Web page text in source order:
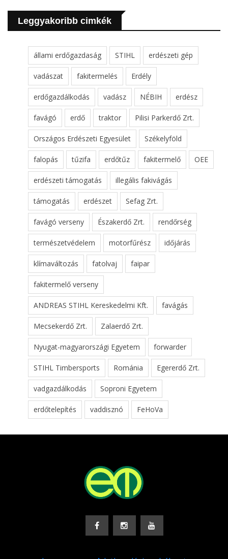
Leggyakoribb cimkék
állami erdőgazdaság STIHL erdészeti gép
vadászat fakitermelés Erdély
erdőgazdálkodás vadász NÉBIH erdész
favágó erdő traktor Pilisi Parkerdő Zrt.
Országos Erdészeti Egyesület Székelyföld
falopás tűzifa erdőtűz fakitermelő OEE
erdészeti támogatás illegális fakivágás
támogatás erdészet Sefag Zrt.
favágó verseny Északerdő Zrt. rendőrség
természetvédelem motorfűrész időjárás
klímaváltozás fatolvaj faipar
fakitermelő verseny
ANDREAS STIHL Kereskedelmi Kft. favágás
Mecsekerdő Zrt. Zalaerdő Zrt.
Nyugat-magyarországi Egyetem forwarder
STIHL Timbersports Románia Egererdő Zrt.
vadgazdálkodás Soproni Egyetem
erdőtelepítés vaddisznó FeHoVa